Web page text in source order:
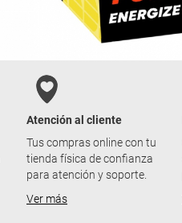
Atención al cliente
Tus compras online con tu
tienda física de confianza
para atención y soporte.
Ver más